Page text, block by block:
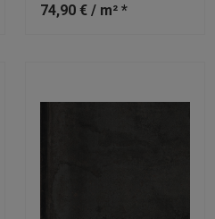
74,90 € / m² *